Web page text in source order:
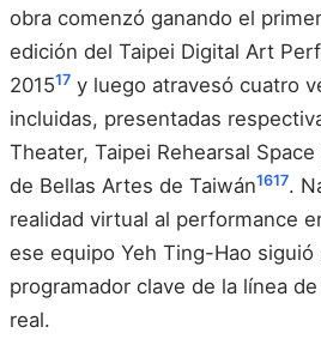
obra comenzó ganando el
edición del Taipei Digital Art
201517 y luego atravesó cuatro
incluidas, presentadas
Theater, Taipei Rehearsal
de Bellas Artes de Taiwán1617.
realidad virtual al performance
ese equipo Yeh Ting-Hao siguió
programador clave de la línea
real.